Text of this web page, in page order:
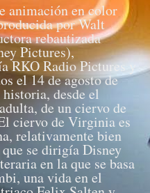
animación en color
por Walt
rebautizada
Pictures),
RKO Radio Pictures y
el 14 de agosto de
desde el
de un ciervo de
ciervo de Virginia es
relativamente bien
se dirigía Disney
en la que se basa
una vida en el